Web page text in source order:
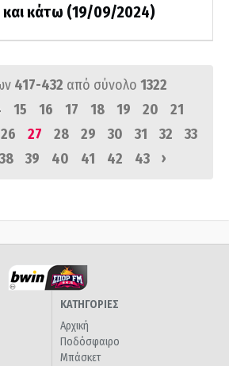
κάτω (19/09/2024)
417-432 από σύνολο 1322
15 16 17 18 19 20
21
26 27 28 29 30 31 32
33
38 39 40 41 42 43 ›
ΚΑΤΗΓΟΡΙΕΣ
Αρχική
Ποδόσφαιρο
Μπάσκετ